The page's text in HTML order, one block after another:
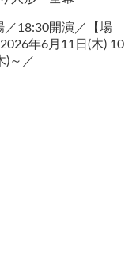
18:30開演／【場
年6月11日(木) 10
)～／